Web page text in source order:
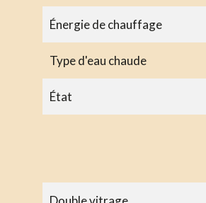
Énergie de chauffage
Type d'eau chaude
État